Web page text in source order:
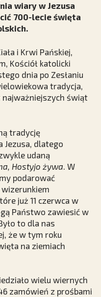
wiary w Jezusa
700-lecie święta
i Krwi Pańskiej,
Kościół katolicki
dnia po Zesłaniu
tradycja,
świąt
tradycję
Jezusa, dlatego
udaną
Hostyjo żywa. W
podarować
już 11 czerwca w
Państwo zawiesić w
to dla nas
że w tym roku
na ziemiach
wielu wiernych
zamówień z prośbami